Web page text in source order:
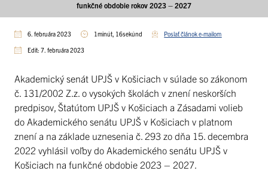
funkčné obdobie rokov 2023 – 2027
6. februára 2023 1minút, 16sekúnd Poslať článok e-mailom
Edit: 7. februára 2023
Akademický senát UPJŠ v Košiciach v súlade so zákonom
č. 131/2002 Z.z. o vysokých školách v znení neskorších
predpisov, Štatútom UPJŠ v Košiciach a Zásadami volieb
do Akademického senátu UPJŠ v Košiciach v platnom
znení a na základe uznesenia č. 293 zo dňa 15. decembra
2022 vyhlásil voľby do Akademického senátu UPJŠ v
Košiciach na funkčné obdobie 2023 – 2027.